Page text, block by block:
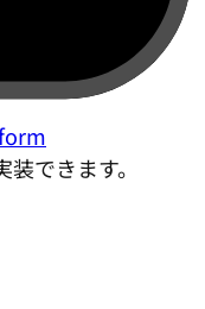
できます。